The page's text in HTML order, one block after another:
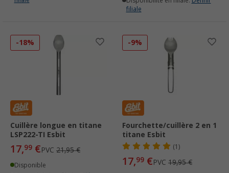
filiale
-18%
Cuillère longue en titane
LSP222-TI Esbit
17,99 €PVC 21,95 €
Disponible
-9%
Fourchette/cuillère 2 en 1
titane Esbit
(1)
17,99 €PVC 19,95 €